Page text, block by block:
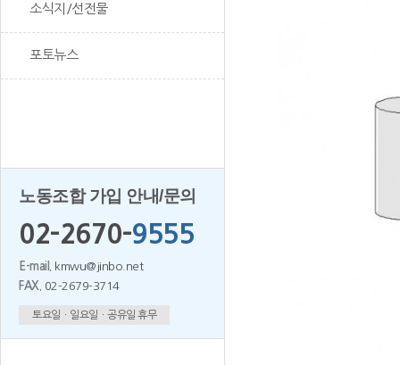
소식지/선전물
포토뉴스
노동조합 가입 안내/문의
02-2670-9555
E-mail.
kmwu@jinbo.net
FAX.
02-2679-3714
토요일ㆍ일요일ㆍ공유일 휴무